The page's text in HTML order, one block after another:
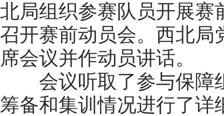
北局组织参赛队员开展赛
召开赛前动员会。西北局
席会议并作动员讲话。
会议听取了参与保障
筹备和集训情况进行了详